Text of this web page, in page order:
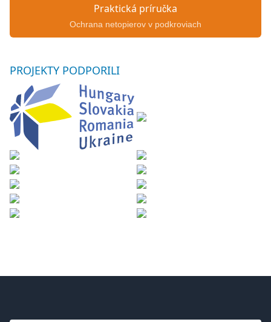
Praktická príručka
Ochrana netopierov v podkroviach
PROJEKTY PODPORILI